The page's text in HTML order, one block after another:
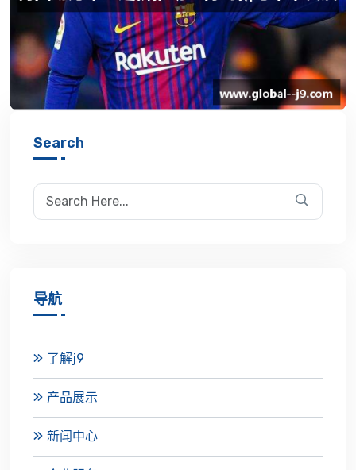
Search
导航
了解j9
产品展示
新闻中心